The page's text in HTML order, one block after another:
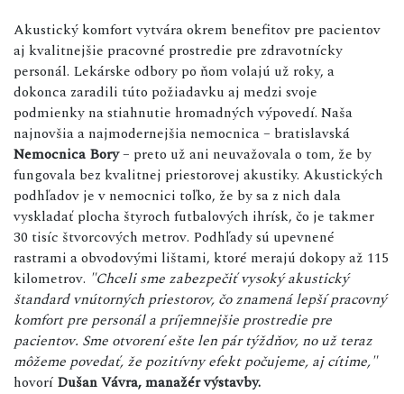
Akustický komfort vytvára okrem benefitov pre pacientov
aj kvalitnejšie pracovné prostredie pre zdravotnícky
personál. Lekárske odbory po ňom volajú už roky, a
dokonca zaradili túto požiadavku aj medzi svoje
podmienky na stiahnutie hromadných výpovedí. Naša
najnovšia a najmodernejšia nemocnica – bratislavská
Nemocnica Bory– preto už ani neuvažovala o tom, že by
fungovala bez kvalitnej priestorovej akustiky. Akustických
podhľadov je v nemocnici toľko, že by sa z nich dala
vyskladať plocha štyroch futbalových ihrísk, čo je takmer
30 tisíc štvorcových metrov. Podhľady sú upevnené
rastrami a obvodovými lištami, ktoré merajú dokopy až 115
kilometrov. "Chceli sme zabezpečiť vysoký akustický
štandard vnútorných priestorov, čo znamená lepší pracovný
komfort pre personál a príjemnejšie prostredie pre
pacientov. Sme otvorení ešte len pár týždňov, no už teraz
môžeme povedať, že pozitívny efekt počujeme, aj cítime,"
hovorí Dušan Vávra, manažér výstavby.